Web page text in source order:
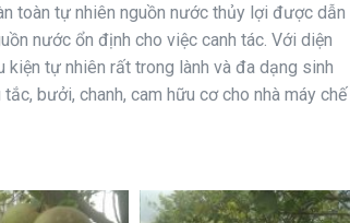
toàn tự nhiên nguồn nước thủy lợi được dẫn
nước ổn định cho việc canh tác. Với diện
tự nhiên rất trong lành và đa dạng sinh
bưởi, chanh, cam hữu cơ cho nhà máy chế